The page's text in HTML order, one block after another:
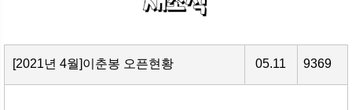
[2021년 4월]이춘봉 오픈현황 05.11 9369